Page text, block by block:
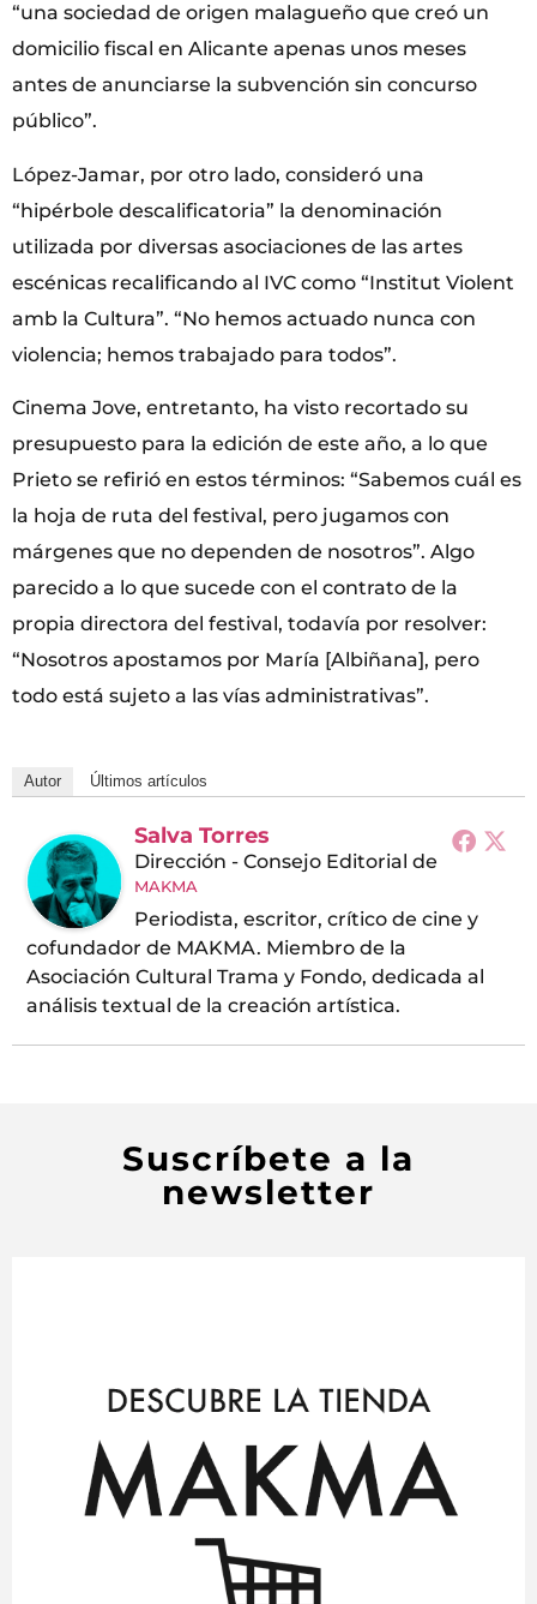
“una sociedad de origen malagueño que creó un
domicilio fiscal en Alicante apenas unos meses
antes de anunciarse la subvención sin concurso
público”.
López-Jamar, por otro lado, consideró una
“hipérbole descalificatoria” la denominación
utilizada por diversas asociaciones de las artes
escénicas recalificando al IVC como “Institut Violent
amb la Cultura”. “No hemos actuado nunca con
violencia; hemos trabajado para todos”.
Cinema Jove, entretanto, ha visto recortado su
presupuesto para la edición de este año, a lo que
Prieto se refirió en estos términos: “Sabemos cuál es
la hoja de ruta del festival, pero jugamos con
márgenes que no dependen de nosotros”. Algo
parecido a lo que sucede con el contrato de la
propia directora del festival, todavía por resolver:
“Nosotros apostamos por María [Albiñana], pero
todo está sujeto a las vías administrativas”.
Autor Últimos artículos
Salva Torres
Dirección - Consejo Editorial de
MAKMA
Periodista, escritor, crítico de cine y
cofundador de MAKMA. Miembro de la
Asociación Cultural Trama y Fondo, dedicada al
análisis textual de la creación artística.
Suscríbete a la
newsletter